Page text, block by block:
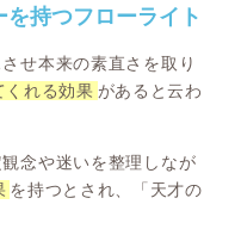
を持つフローライト
せ本来の素直さを取り
くれる効果 があると云わ
念や迷いを整理しなが
を持つとされ、「天才の